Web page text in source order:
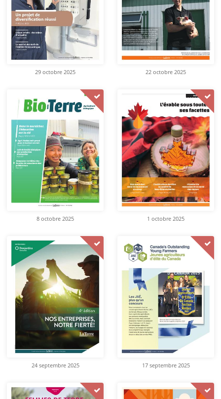
29 octobre 2025 22 octobre 2025
8 octobre 2025 1 octobre 2025
24 septembre 2025 17 septembre 2025